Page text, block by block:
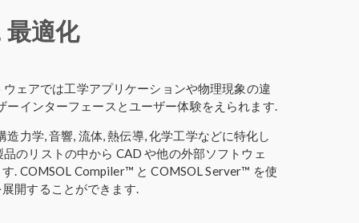
最適化
ェアでは工学アプリケーションや物理現象の違
ーインターフェースとユーザー体験をえられます.
力学, 音響, 流体, 熱伝導, 化学工学などに特化し
のリストの中から CAD や他の外部ソフトウェ
. COMSOL Compiler™ と COMSOL Server™ を使
開することができます.